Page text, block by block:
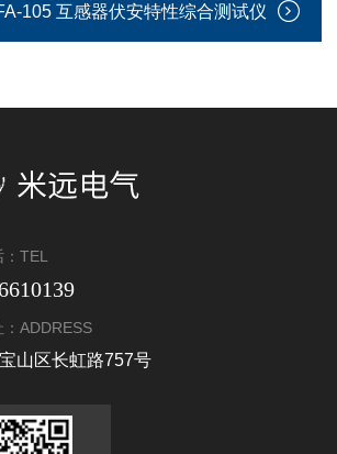
105 互感器伏安特性综合测试仪
TEL
：ADDRESS
宝山区长虹路757号